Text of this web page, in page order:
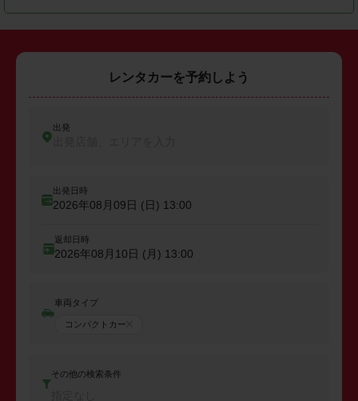
レンタカーを予約しよう
出発
出発日時
2026年08月09日 (日) 13:00
返却日時
2026年08月10日 (月) 13:00
車両タイプ
コンパクトカー
その他の検索条件